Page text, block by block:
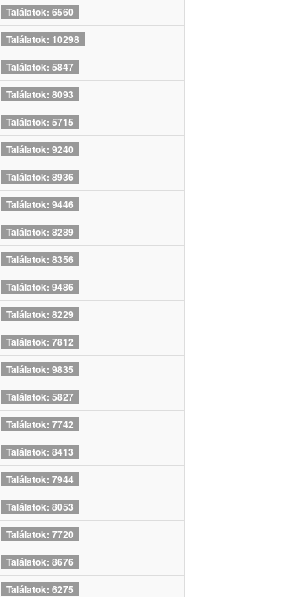
Találatok: 6560
Találatok: 10298
Találatok: 5847
Találatok: 8093
Találatok: 5715
Találatok: 9240
Találatok: 8936
Találatok: 9446
Találatok: 8289
Találatok: 8356
Találatok: 9486
Találatok: 8229
Találatok: 7812
Találatok: 9835
Találatok: 5827
Találatok: 7742
Találatok: 8413
Találatok: 7944
Találatok: 8053
Találatok: 7720
Találatok: 8676
Találatok: 6275